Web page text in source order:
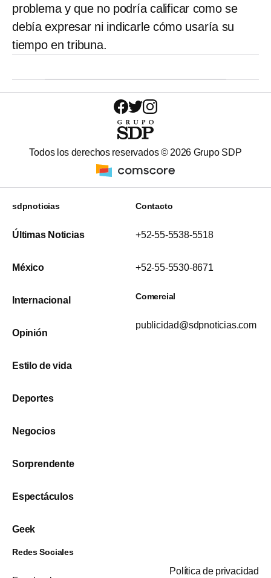
problema y que no podría calificar como se
debía expresar ni indicarle cómo usaría su
tiempo en tribuna.
Todos los derechos reservados © 2026 Grupo SDP
sdpnoticias
Últimas Noticias
México
Internacional
Opinión
Estilo de vida
Deportes
Negocios
Sorprendente
Espectáculos
Geek
Contacto
+52-55-5538-5518
+52-55-5530-8671
Comercial
publicidad@sdpnoticias.com
Redes Sociales
Política de privacidad